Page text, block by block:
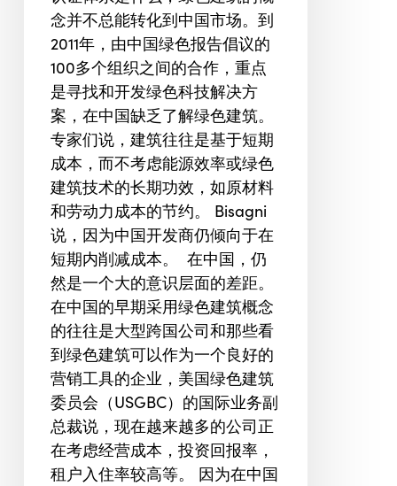
念并不总能转化到中国市场。到
2011年，由中国绿色报告倡议的
100多个组织之间的合作，重点
是寻找和开发绿色科技解决方
案，在中国缺乏了解绿色建筑。
专家们说，建筑往往是基于短期
成本，而不考虑能源效率或绿色
建筑技术的长期功效，如原材料
和劳动力成本的节约。 Bisagni
说，因为中国开发商仍倾向于在
短期内削减成本。 在中国，仍
然是一个大的意识层面的差距。
在中国的早期采用绿色建筑概念
的往往是大型跨国公司和那些看
到绿色建筑可以作为一个良好的
营销工具的企业，美国绿色建筑
委员会（USGBC）的国际业务副
总裁说，现在越来越多的公司正
在考虑经营成本，投资回报率，
租户入住率较高等。 因为在中国